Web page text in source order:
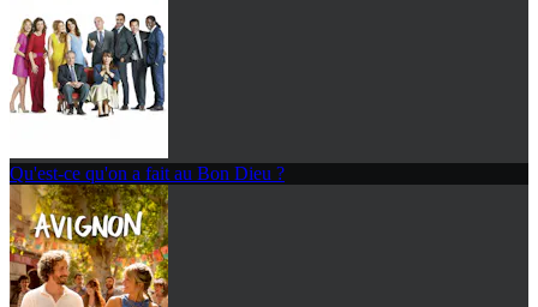
Qu'est-ce qu'on a fait au Bon Dieu ?